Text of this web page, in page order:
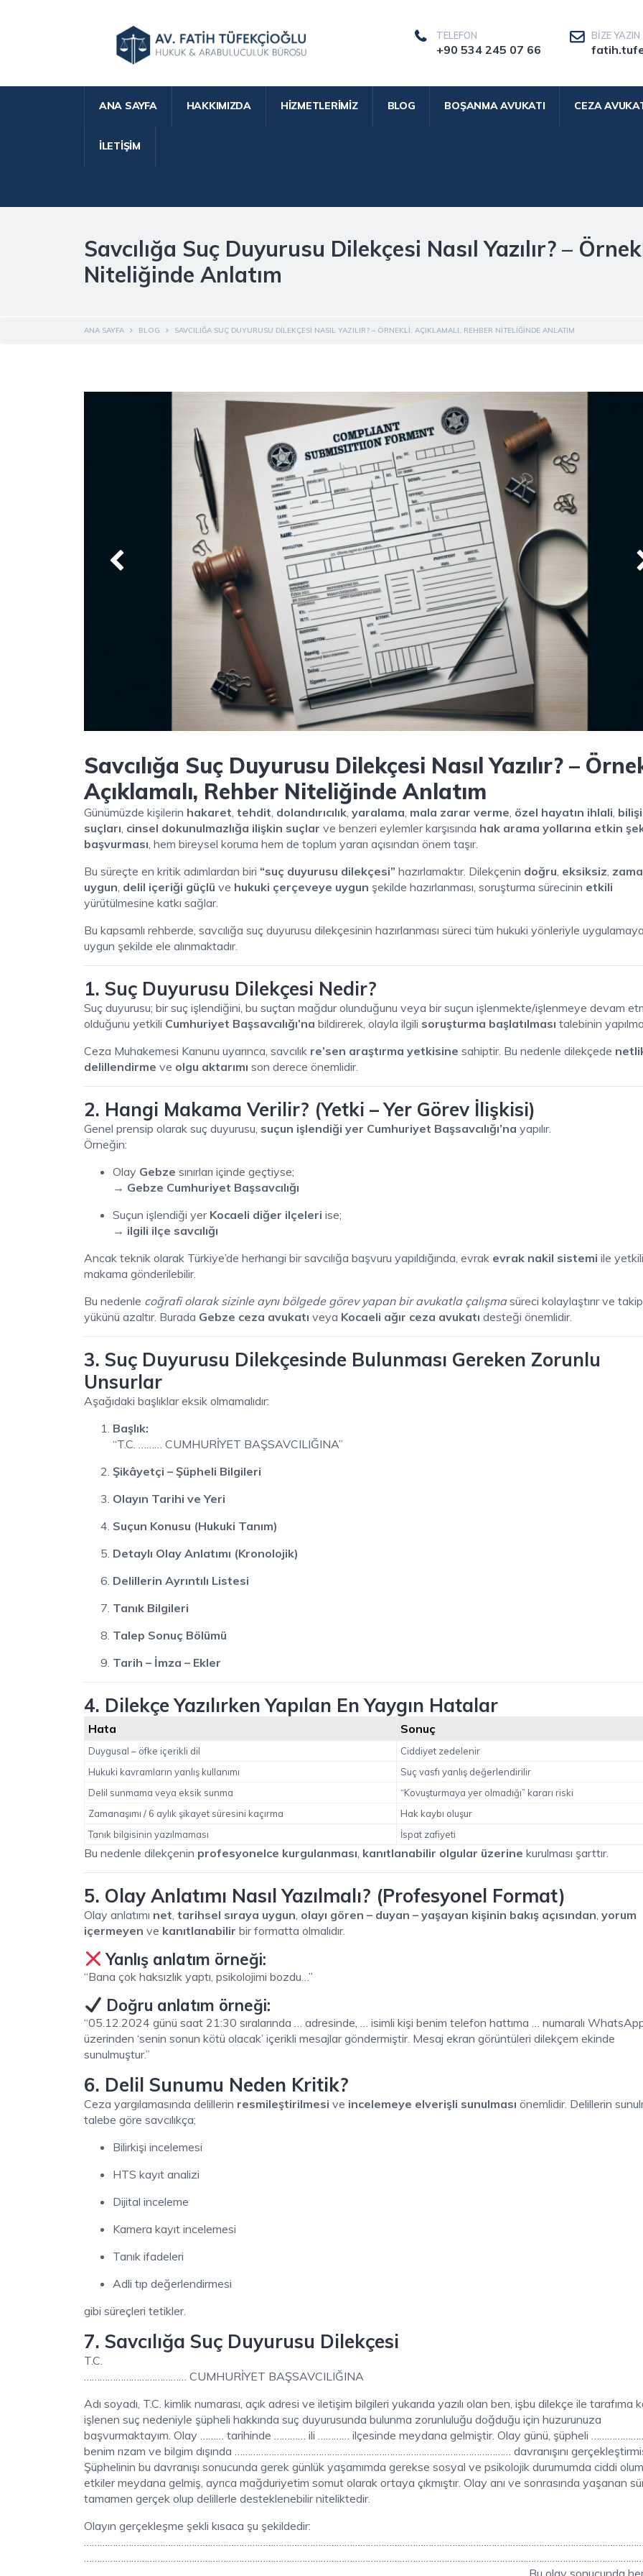
TELEFON
+90 534 245 07 66
BIZE YAZIN
ANA SAYFA HAKKIMIZDA HIZMETLERIMIZ BLOG BOŞANMA AVUKATI CEZA
İLETIŞIM
Savcılığa Suç Duyurusu Dilekçesi Nasıl Yazılır? –
Niteliğinde Anlatım
ANA SAYFA BLOG SAVCILIĞA SUÇ DUYURUSU DILEKÇESI NASIL YAZILIR? – ÖRNEKLI, AÇIKLAMALI, REHBER NITELIĞINDE ANLATIM
Savcılığa Suç Duyurusu Dilekçesi Nasıl Yazılır? –
Açıklamalı, Rehber Niteliğinde Anlatım
Günümüzde kişilerin hakaret tehdit dolandırıcılık yaralama mala zarar verme özel hayatın ihlali
suçları cinsel dokunulmazlığa ilişkin suçlar ve benzeri eylemler karşısında hak arama yollarına etkin
başvurması , hem bireysel koruma hem de toplum yararı açısından önem taşır.
Bu süreçte en kritik adımlardan biri “suç duyurusu dilekçesi” hazırlamaktır. Dilekçenin doğru eksiksiz
uygun delil içeriği güçlü ve hukuki çerçeveye uygun şekilde hazırlanması, soruşturma sürecinin etkili
yürütülmesine katkı sağlar.
Bu kapsamlı rehberde, savcılığa suç duyurusu dilekçesinin hazırlanması süreci tüm hukuki yönleriyle uygulamaya
uygun şekilde ele alınmaktadır.
1. Suç Duyurusu Dilekçesi Nedir?
Suç duyurusu; bir suç işlendiğini, bu suçtan mağdur olunduğunu veya bir suçun işlenmekte/işlenmeye devam
olduğunu yetkili Cumhuriyet Başsavcılığı’na bildirerek, olayla ilgili soruşturma başlatılması talebinin
Ceza Muhakemesi Kanunu uyarınca, savcılık re’sen araştırma yetkisine sahiptir. Bu nedenle dilekçede
delillendirme ve olgu aktarımı son derece önemlidir.
2. Hangi Makama Verilir? (Yetki – Yer Görev İlişkisi)
Genel prensip olarak suç duyurusu, suçun işlendiği yer Cumhuriyet Başsavcılığı’na yapılır.
Örneğin:
Olay Gebze sınırları içinde geçtiyse;
→ Gebze Cumhuriyet Başsavcılığı
Suçun işlendiği yer Kocaeli diğer ilçeleri ise;
→ ilgili ilçe savcılığı
Ancak teknik olarak Türkiye’de herhangi bir savcılığa başvuru yapıldığında, evrak evrak nakil sistemi ile yetkili
makama gönderilebilir.
Bu nedenle coğrafi olarak sizinle aynı bölgede görev yapan bir avukatla çalışmasüreci kolaylaştırır ve takip
yükünü azaltır. Burada Gebze ceza avukatı veya Kocaeli ağır ceza avukatı desteği önemlidir.
3. Suç Duyurusu Dilekçesinde Bulunması Gereken Zorunlu
Unsurlar
Aşağıdaki başlıklar eksik olmamalıdır:
Başlık:
“T.C. ……… CUMHURİYET BAŞSAVCILIĞINA”
Şikâyetçi – Şüpheli Bilgileri
Olayın Tarihi ve Yeri
Suçun Konusu (Hukuki Tanım)
Detaylı Olay Anlatımı (Kronolojik)
Delillerin Ayrıntılı Listesi
Tanık Bilgileri
Talep Sonuç Bölümü
Tarih – İmza – Ekler
4. Dilekçe Yazılırken Yapılan En Yaygın Hatalar
Hata Sonuç
Duygusal – öfke içerikli dil
Ciddiyet zedelenir
Hukuki kavramların yanlış kullanımı
Suç vasfı yanlış değerlendirilir
Delil sunmama veya eksik sunma
“Kovuşturmaya yer olmadığı” kararı riski
Zamanaşımı / 6 aylık şikayet süresini kaçırma
Hak kaybı oluşur
Tanık bilgisinin yazılmaması
İspat zafiyeti
Bu nedenle dilekçenin profesyonelce kurgulanması kanıtlanabilir olgular üzerine kurulması şarttır.
5. Olay Anlatımı Nasıl Yazılmalı? (Profesyonel Format)
Olay anlatımı net tarihsel sıraya uygun olayı gören – duyan – yaşayan kişinin bakış açısından yorum
içermeyen ve kanıtlanabilir bir formatta olmalıdır.
Yanlış anlatım örneği:
“Bana çok haksızlık yaptı, psikolojimi bozdu…”
Doğru anlatım örneği:
“05.12.2024 günü saat 21:30 sıralarında … adresinde, … isimli kişi benim telefon hattıma … numaralı
üzerinden ‘senin sonun kötü olacak’ içerikli mesajlar göndermiştir. Mesaj ekran görüntüleri dilekçem ekinde
sunulmuştur.”
6. Delil Sunumu Neden Kritik?
Ceza yargılamasında delillerin resmileştirilmesi ve incelemeye elverişli sunulması önemlidir. Delillerin
talebe göre savcılıkça;
Bilirkişi incelemesi
HTS kayıt analizi
Dijital inceleme
Kamera kayıt incelemesi
Tanık ifadeleri
Adli tıp değerlendirmesi
gibi süreçleri tetikler.
7. Savcılığa Suç Duyurusu Dilekçesi
T.C.
………………………………… CUMHURİYET BAŞSAVCILIĞINA
Adı soyadı, T.C. kimlik numarası, açık adresi ve iletişim bilgileri yukarıda yazılı olan ben, işbu dilekçe ile tarafıma
işlenen suç nedeniyle şüpheli hakkında suç duyurusunda bulunma zorunluluğu doğduğu için huzurunuza
başvurmaktayım. Olay ……… tarihinde ………… ili ………… ilçesinde meydana gelmiştir. Olay günü, şüpheli
benim rızam ve bilgim dışında …………………………………………………………………………………………… davranışını
Şüphelinin bu davranışı sonucunda gerek günlük yaşamımda gerekse sosyal ve psikolojik durumumda ciddi
etkiler meydana gelmiş, ayrıca mağduriyetim somut olarak ortaya çıkmıştır. Olay anı ve sonrasında yaşanan
tamamen gerçek olup delillerle desteklenebilir niteliktedir.
Olayın gerçekleşme şekli kısaca şu şekildedir:
…………………………………………………………………………………………………………………………………………………… Bu olay sonucunda